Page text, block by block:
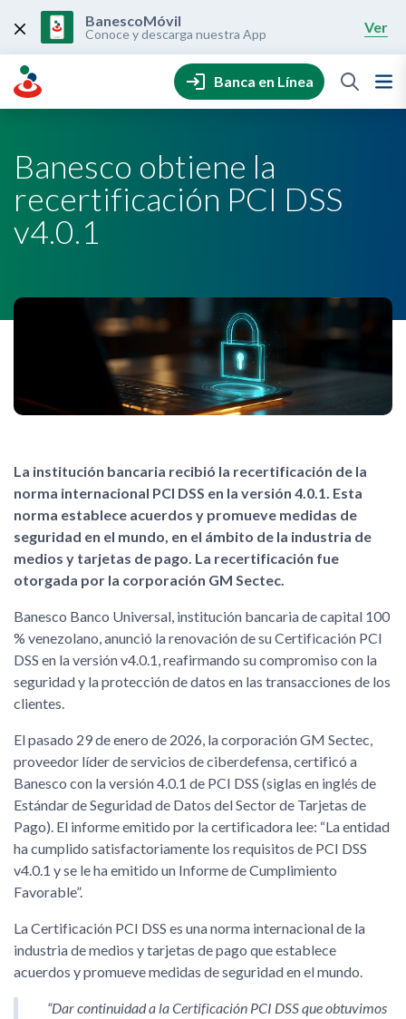
content
BanescoMóvil
Conoce y descarga nuestra App Ver
Banca en Línea
Banesco obtiene la
recertificación PCI DSS
v4.0.1
La institución bancaria recibió la recertificación de la
norma internacional PCI DSS en la versión 4.0.1. Esta
norma establece acuerdos y promueve medidas de
seguridad en el mundo, en el ámbito de la industria de
medios y tarjetas de pago. La recertificación fue
otorgada por la corporación GM Sectec.
Banesco Banco Universal, institución bancaria de capital 100
% venezolano, anunció la renovación de su Certificación PCI
DSS en la versión v4.0.1, reafirmando su compromiso con la
seguridad y la protección de datos en las transacciones de los
clientes.
El pasado 29 de enero de 2026, la corporación GM Sectec,
proveedor líder de servicios de ciberdefensa, certificó a
Banesco con la versión 4.0.1 de PCI DSS (siglas en inglés de
Estándar de Seguridad de Datos del Sector de Tarjetas de
Pago). El informe emitido por la certificadora lee: “La entidad
ha cumplido satisfactoriamente los requisitos de PCI DSS
v4.0.1 y se le ha emitido un Informe de Cumplimiento
Favorable”.
La Certificación PCI DSS es una norma internacional de la
industria de medios y tarjetas de pago que establece
acuerdos y promueve medidas de seguridad en el mundo.
“Dar continuidad a la Certificación PCI DSS que obtuvimos